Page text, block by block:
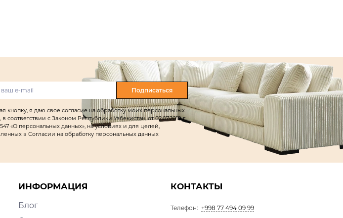
Подписаться
кнопку, я даю свое согласие на обработку моих персональных
в соответствии с Законом Республики Узбекистан, от 02.07.2019 г.
«О персональных данных», на условиях и для целей,
в Согласии на обработку персональных данных
ИНФОРМАЦИЯ
Блог
КОНТАКТЫ
Телефон: +998 77 494 09 99